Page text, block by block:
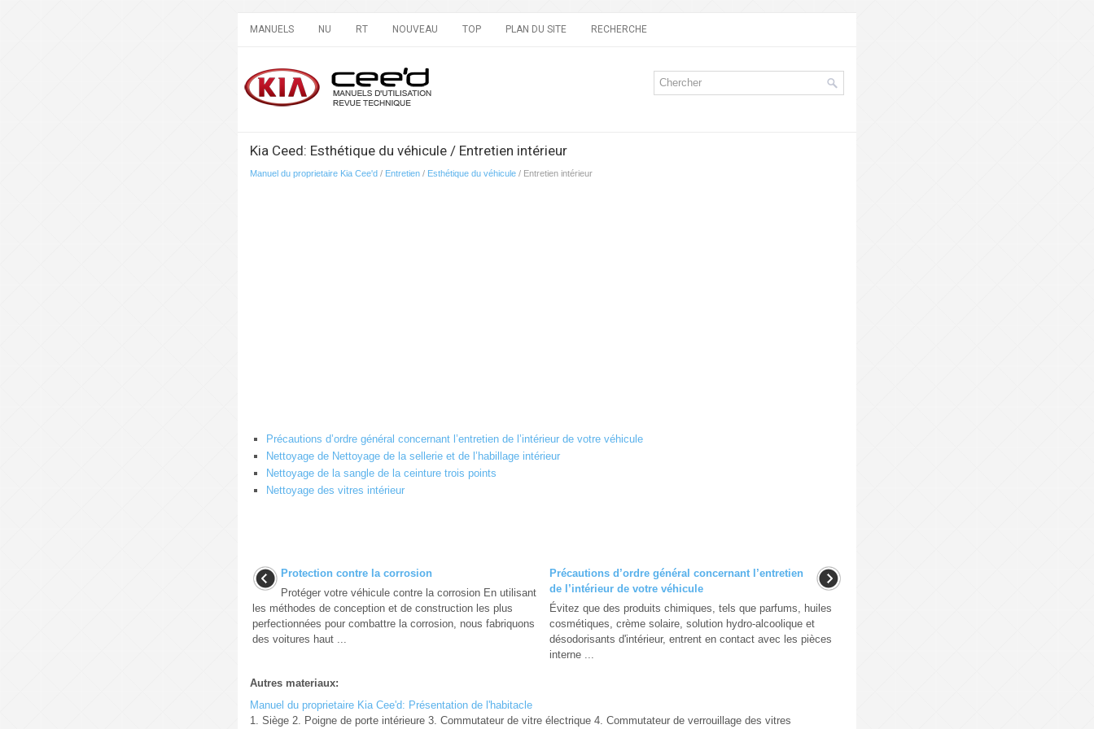
MANUELS NU RT NOUVEAU TOP PLAN DU SITE RECHERCHE
Kia Ceed: Esthétique du véhicule / Entretien intérieur
Manuel du proprietaire Kia Cee'd / Entretien / Esthétique du véhicule / Entretien intérieur
Précautions d’ordre général concernant l’entretien de l’intérieur de votre véhicule
Nettoyage de Nettoyage de la sellerie et de l’habillage intérieur
Nettoyage de la sangle de la ceinture trois points
Nettoyage des vitres intérieur
Protection contre la corrosion
Protéger votre véhicule contre la corrosion En utilisant
les méthodes de conception et de construction les plus
perfectionnées pour combattre la corrosion, nous fabriquons
des voitures haut ...
Précautions d’ordre général concernant l’entretien
de l’intérieur de votre véhicule
Évitez que des produits chimiques, tels que parfums, huiles
cosmétiques, crème solaire, solution hydro-alcoolique et
désodorisants d'intérieur, entrent en contact avec les pièces
interne ...
Autres materiaux:
Manuel du proprietaire Kia Cee'd: Présentation de l'habitacle
1. Siège 2. Poigne de porte intérieure 3. Commutateur de vitre électrique 4. Commutateur de verrouillage des vitres